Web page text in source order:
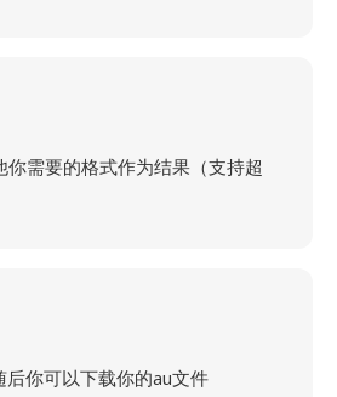
你需要的格式作为结果（支持超
你可以下载你的au文件